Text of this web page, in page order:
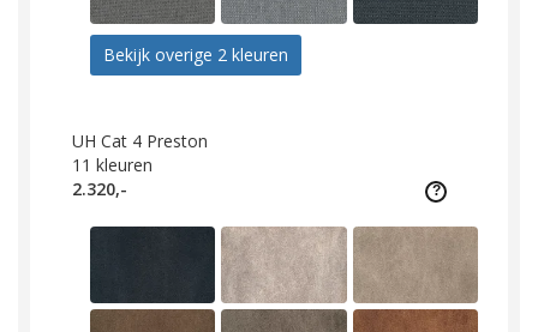
Bekijk overige 2 kleuren
UH Cat 4 Preston
11 kleuren
2.320,-